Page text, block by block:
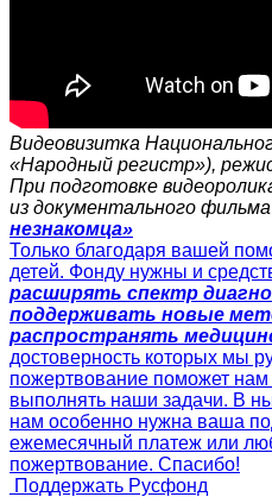
Видеовизитка
«Народный регистр»),
При подготовке
из документального
незнакомца»
Только благодаря вашей
детей. Фонду нужны и
расширять спектр
поддерживать новые
распространять
достоверность которых мы
пожертвование поможет
выполнять наши задачи. В
нам особенно нужна ваша
ежемесячный платеж или
пожертвование. Спасибо!
Поддержать Русфонд